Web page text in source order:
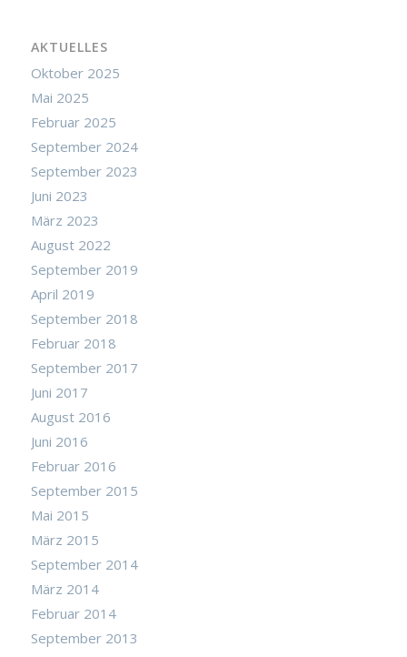
AKTUELLES
Oktober 2025
Mai 2025
Februar 2025
September 2024
September 2023
Juni 2023
März 2023
August 2022
September 2019
April 2019
September 2018
Februar 2018
September 2017
Juni 2017
August 2016
Juni 2016
Februar 2016
September 2015
Mai 2015
März 2015
September 2014
März 2014
Februar 2014
September 2013